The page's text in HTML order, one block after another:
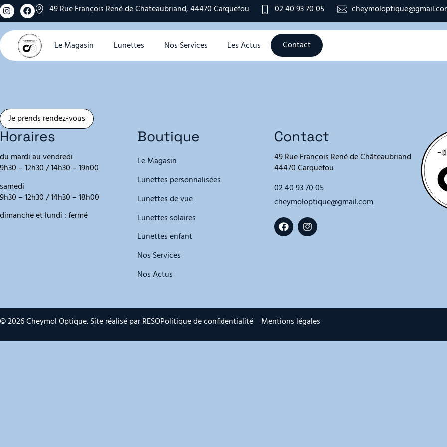
49 Rue François René de Chateaubriand, 44470 Carquefou 02 40 93 70 05
Le Magasin Lunettes Nos Services Les Actus Contact
Je prends rendez-vous
Horaires
du mardi au vendredi
9h30 – 12h30 / 14h30 – 19h00
samedi
9h30 – 12h30 / 14h30 – 18h00
dimanche et lundi : fermé
Boutique
Le Magasin
Lunettes personnalisées
Lunettes de vue
Lunettes solaires
Lunettes enfant
Nos Services
Nos Actus
Contact
49 Rue François René de Châteaubriand
44470 Carquefou
02 40 93 70 05
cheymoloptique@gmail.com
© 2026 Cheymol Optique. Site réalisé parRESOPolitique de confidentialité Mentions légales